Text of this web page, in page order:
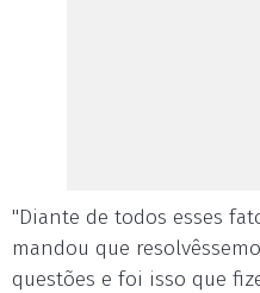
"Diante de todos esses
mandou que
questões e foi isso que